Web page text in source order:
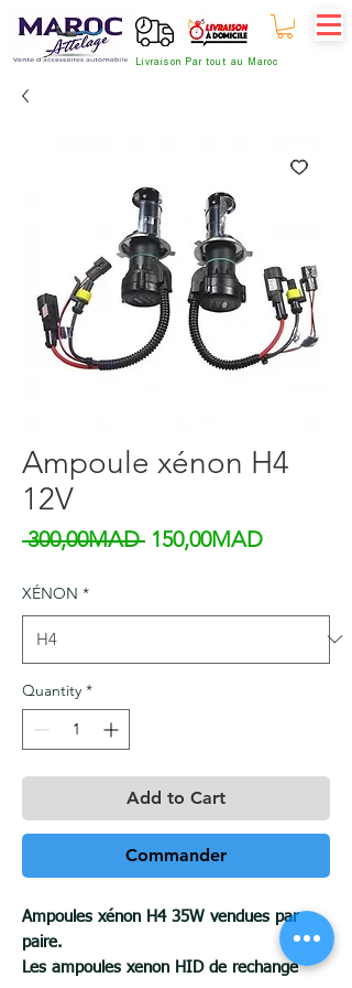
Livraison Par tout au Maroc
Ampoule xénon H4
12V
300,00MAD Regular Price
150,00MADSale Price
XÉNON *
Quantity *
Add to Cart
Commander
Ampoules xénon H4 35W vendues par
paire.
Les ampoules xenon HID de rechange